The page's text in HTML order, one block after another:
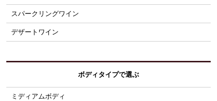
スパークリングワイン
デザートワイン
ボディタイプで選ぶ
ミディアムボディ